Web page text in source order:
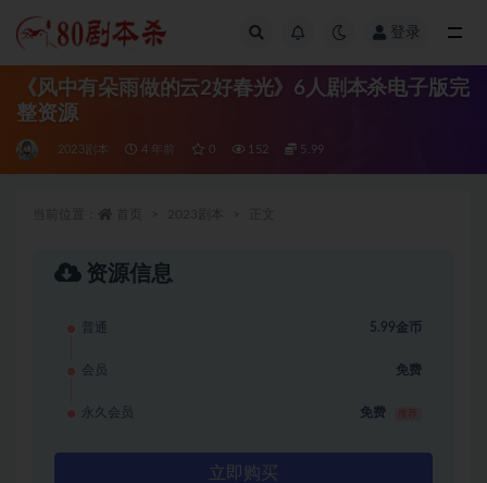
登录
《风中有朵雨做的云2好春光》6人剧本杀电子版完
整资源
2023剧本 4 年前 0 152 5.99
资源信息
普通 5.99金币
会员 免费
永久会员 免费
立即购买